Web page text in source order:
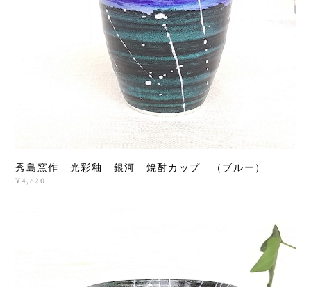
秀島窯作 光彩釉 銀河 焼酎カップ （ブルー）
¥4,620